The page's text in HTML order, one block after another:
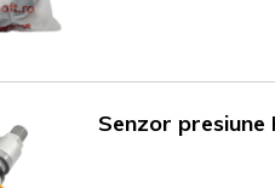
Senzor presiune